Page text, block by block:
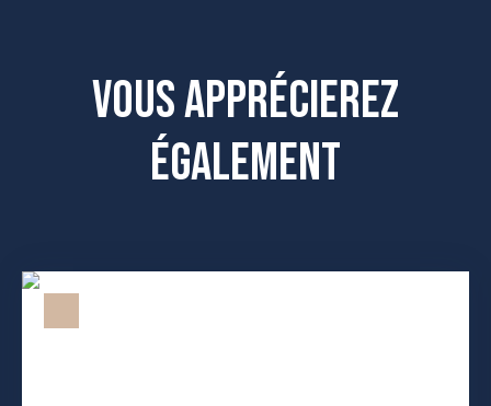
Vous apprécierez
également